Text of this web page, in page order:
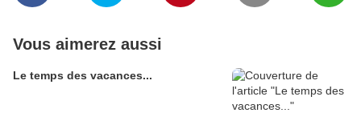
Vous aimerez aussi
Le temps des vacances...